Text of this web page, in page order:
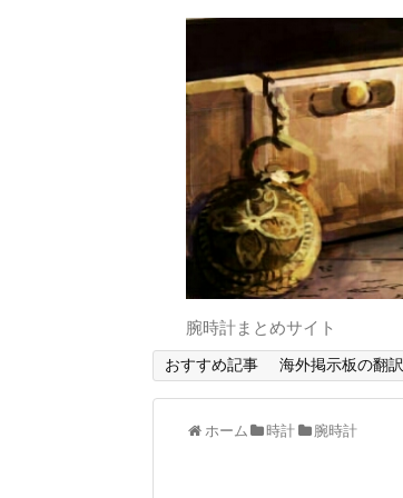
腕時計まとめサイト
おすすめ記事 海外掲示板の翻訳
ホーム 時計 腕時計